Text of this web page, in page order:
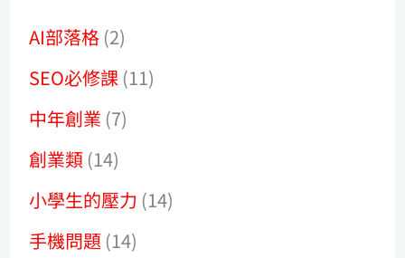
AI部落格 (2)
SEO必修課 (11)
中年創業 (7)
創業類 (14)
小學生的壓力 (14)
手機問題 (14)